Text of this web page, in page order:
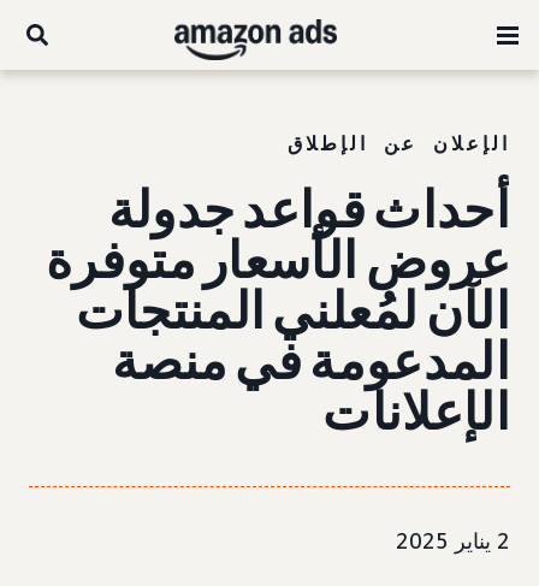
الإعلان عن الإطلاق
أحداث قواعد جدولة
عروض الأسعار متوفرة
الآن لمُعلني المنتجات
المدعومة في منصة
الإعلانات
2 يناير 2025